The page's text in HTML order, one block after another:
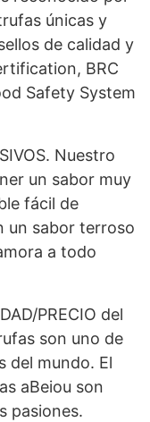
únicas y
de calidad y
BRC
Safety System
Nuestro
un sabor muy
fácil de
un sabor terroso
a todo
PRECIO del
son uno de
del mundo. El
aBeiou son
pasiones.